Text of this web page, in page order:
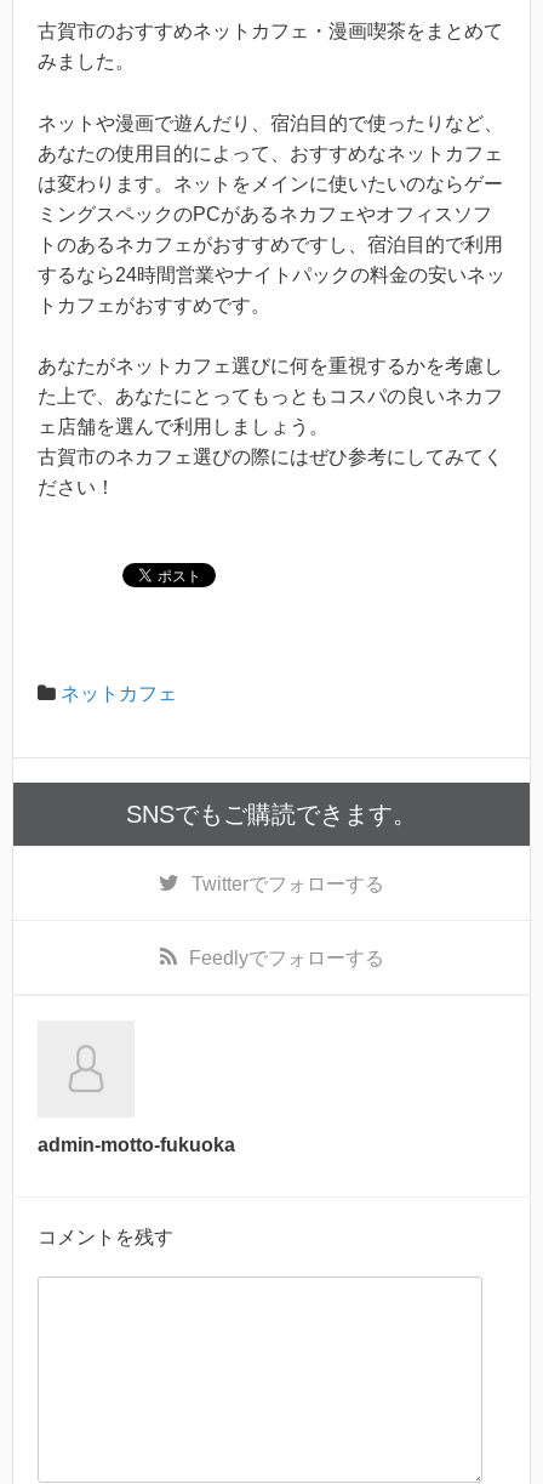
古賀市のおすすめネットカフェ・漫画喫茶をまとめて
みました。
ネットや漫画で遊んだり、宿泊目的で使ったりなど、
あなたの使用目的によって、おすすめなネットカフェ
は変わります。ネットをメインに使いたいのならゲー
ミングスペックのPCがあるネカフェやオフィスソフ
トのあるネカフェがおすすめですし、宿泊目的で利用
するなら24時間営業やナイトパックの料金の安いネッ
トカフェがおすすめです。
あなたがネットカフェ選びに何を重視するかを考慮し
た上で、あなたにとってもっともコスパの良いネカフ
ェ店舗を選んで利用しましょう。
古賀市のネカフェ選びの際にはぜひ参考にしてみてく
ださい！
ネットカフェ
SNSでもご購読できます。
Twitterでフォローする
Feedlyでフォローする
admin-motto-fukuoka
コメントを残す